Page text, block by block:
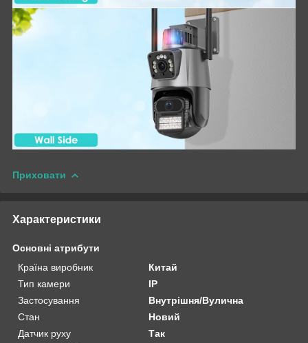
Приховати
Характеристики
Основні атрибути
Країна виробник
Китай
Тип камери
IP
Застосування
Внутрішня/Вулична
Стан
Новий
Датчик руху
Так